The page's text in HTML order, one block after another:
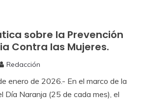
sobre la Prevención
Contra las Mujeres.
Redacción
enero de 2026.- En el marco de la
Día Naranja (25 de cada mes), el